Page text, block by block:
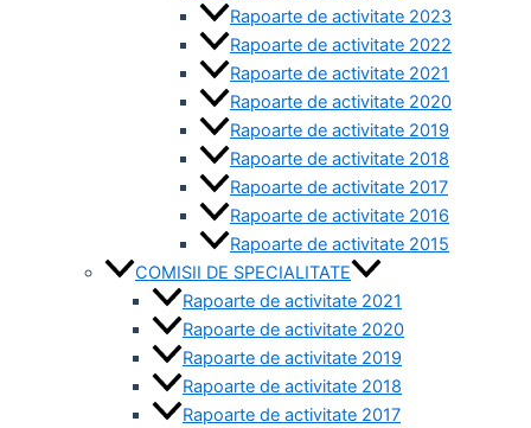
Rapoarte de activitate 2023
Rapoarte de activitate 2022
Rapoarte de activitate 2021
Rapoarte de activitate 2020
Rapoarte de activitate 2019
Rapoarte de activitate 2018
Rapoarte de activitate 2017
Rapoarte de activitate 2016
Rapoarte de activitate 2015
COMISII DE SPECIALITATE
Rapoarte de activitate 2021
Rapoarte de activitate 2020
Rapoarte de activitate 2019
Rapoarte de activitate 2018
Rapoarte de activitate 2017